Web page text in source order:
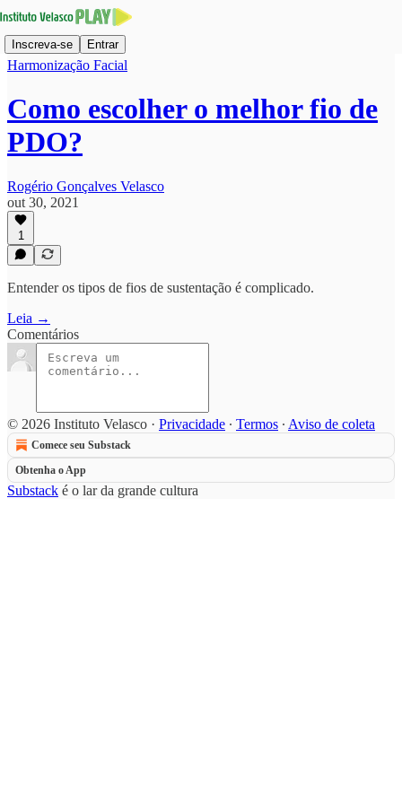
Inscreva-se Entrar
Harmonização Facial
Como escolher o melhor fio de
PDO?
Rogério Gonçalves Velasco
out 30, 2021
1
Entender os tipos de fios de sustentação é complicado.
Leia →
Comentários
© 2026 Instituto Velasco · Privacidade ∙ Termos ∙ Aviso de coleta
Comece seu Substack
Obtenha o App
Substack é o lar da grande cultura